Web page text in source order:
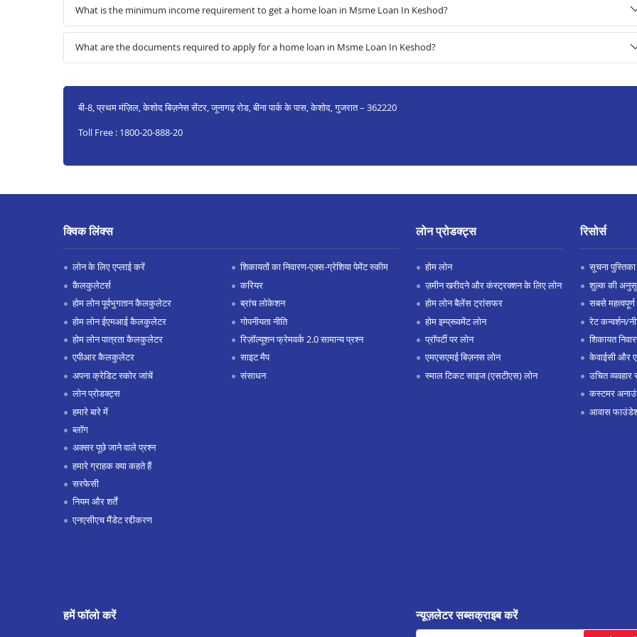
What is the minimum income requirement to get a home loan in Msme Loan In Keshod?
What are the documents required to apply for a home loan in Msme Loan In Keshod?
बी‑8, प्रथम मंज़िल, केशोद बिज़नेस सेंटर, जूनागढ़ रोड, बीना पार्क के पास, केशोद, गुजरात – 362220
Toll Free : 1800-20-888-20
क्विक लिंक्स
लोन के लिए एप्लाई करें
कैलकुलेटर्स
होम लोन पूर्वभुगतान कैलकुलेटर
होम लोन ईएमआई कैलकुलेटर
होम लोन पात्रता कैलकुलेटर
एपीआर कैलकुलेटर
अपना क्रेडिट स्कोर जांचें
लोन प्रोडक्ट्स
हमारे बारे में
ब्लॉग
अक्सर पूछे जाने वाले प्रश्न
हमारे ग्राहक क्या कहते हैं
सरफेसी
नियम और शर्तें
एनएसीएच मैंडेट रद्दीकरण
शिकायतों का निवारण-एक्स-ग्रेशिया पेमेंट स्कीम
करियर
ब्रांच लोकेशन
गोपनीयता नीति
रिज़ॉल्यूशन फ्रेमवर्क 2.0 सामान्य प्रश्न
साइट मैप
संसाधन
लोन प्रोडक्ट्स
होम लोन
ज़मीन खरीदने और कंस्ट्रक्शन के लिए लोन
होम लोन बैलेंस ट्रांसफर
होम इम्प्रूवमेंट लोन
प्रॉपर्टी पर लोन
एमएसएमई बिज़नस लोन
स्माल टिकट साइज (एसटीएस) लोन
रिसोर्स
सूचना पुस्तिका
शुल्क की
सबसे महत्वपूर्ण
रेट कन्वर्शन/
शिकायत
केवाईसी और
उचित व्यवहार
कस्टमर
आवास
हमें फॉलो करें
न्यूज़लेटर सब्सक्राइब करें